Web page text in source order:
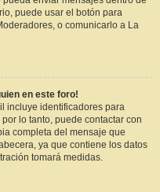
puede usar el botón para
o comunicarlo a La
en este foro!
incluye identificadores para
lo tanto, puede contactar con
completa del mensaje que
ya que contiene los datos
tomará medidas.